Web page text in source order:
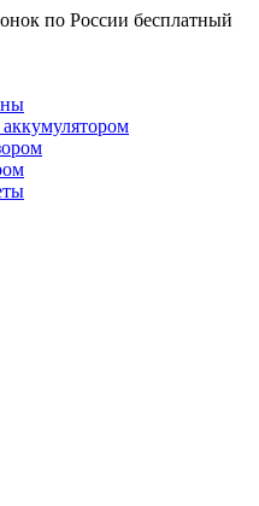
по России бесплатный